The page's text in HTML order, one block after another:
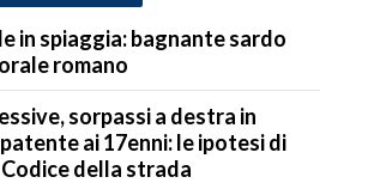
in spiaggia: bagnante sardo
romano
sorpassi a destra in
ai 17enni: le ipotesi di
della strada